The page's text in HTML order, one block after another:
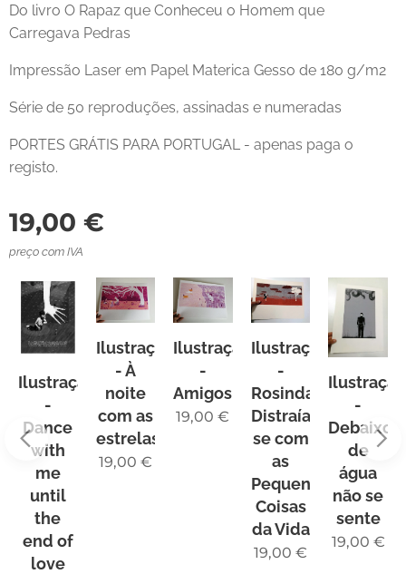
Do livro O Rapaz que Conheceu o Homem que
Carregava Pedras
Impressão Laser em Papel Materica Gesso de 180 g/m2
Série de 50 reproduções, assinadas e numeradas
PORTES GRÁTIS PARA PORTUGAL - apenas paga o
registo.
19,00 €
preço com IVA
Ilustração
-
Dance
with
me
until
the
end of
love
Ilustração
- À
noite
com as
estrelas
19,00 €
Ilustração
-
Amigos
19,00 €
Ilustração
-
Rosinda
Distraía-
se com
as
Pequenas
Coisas
da Vida
19,00 €
Ilustração
-
Debaixo
de
água
não se
sente
19,00 €